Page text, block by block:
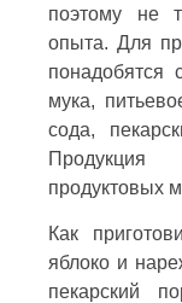
поэтому не
опыта. Для
понадобятся
мука,
сода,
продуктовых
Как
яблоко и
пекарский